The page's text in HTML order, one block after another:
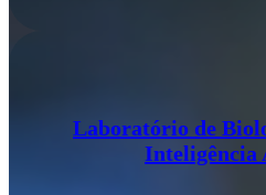
Laboratório de